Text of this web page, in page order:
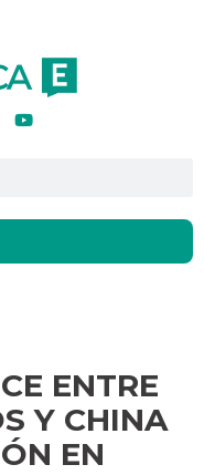
ENTRE
Y CHINA
EN